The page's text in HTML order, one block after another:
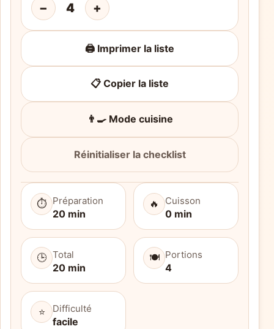
− 4 +
🖨️ Imprimer la liste
📋 Copier la liste
👨‍🍳 Mode cuisine
Réinitialiser la checklist
⏱️ Préparation
20 min
🔥 Cuisson
0 min
🕒 Total
20 min
🍽️ Portions
4
⭐ Difficulté
facile